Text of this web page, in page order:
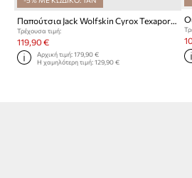
Παπούτσια Jack Wolfskin Cyrox Texapore Mid
Τρέχουσα τιμή:
119,90 €
Αρχική τιμή:179,90 €
Η χαμηλότερη τιμή:129,90 €